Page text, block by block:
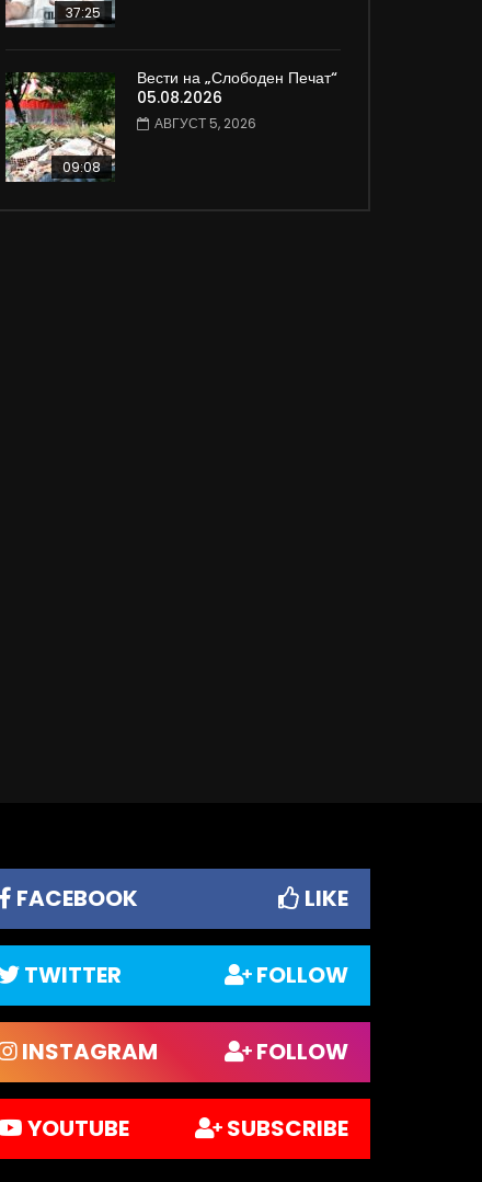
37:25
09:08
Вести на „Слободен Печат“
05.08.2026
АВГУСТ 5, 2026
FACEBOOK LIKE
TWITTER FOLLOW
INSTAGRAM FOLLOW
YOUTUBE SUBSCRIBE